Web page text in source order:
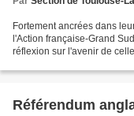
Fortement ancrées dans
l'Action française-Grand
réflexion sur l'avenir de
Référendum